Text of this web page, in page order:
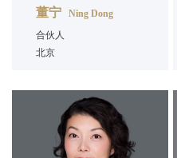
董宁
Ning Dong
合伙人
北京